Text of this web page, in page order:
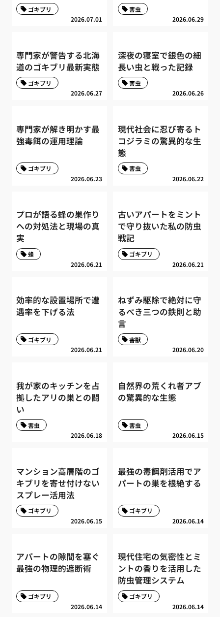
2026.07.01
ゴキブリ
2026.06.29
害虫
専門家が警告する北海
道のゴキブリ最新実態
2026.06.27
ゴキブリ
深夜の寝室で銀色の細
長い虫と戦った記録
2026.06.26
害虫
専門家が解き明かす最
強毒餌の運用理論
2026.06.23
ゴキブリ
現代社会に忍び寄るト
コジラミの驚異的な生
態
2026.06.22
害虫
プロが語る蜂の巣作り
への対処法と現場の真
実
2026.06.21
蜂
古いアパートをミント
で守り抜いた私の防虫
戦記
2026.06.21
ゴキブリ
効率的な設置場所で遭
遇率を下げる法
2026.06.21
ゴキブリ
ねずみ駆除で絶対に守
るべき三つの鉄則と助
言
2026.06.20
害獣
我が家のキッチンを占
拠したアリの巣との闘
い
2026.06.18
害虫
自然界の荒くれ者アブ
の驚異的な生態
2026.06.15
害虫
マンション高層階のゴ
キブリを寄せ付けない
スプレー活用法
2026.06.15
ゴキブリ
最強の毒餌剤活用でア
パートの巣を根絶する
2026.06.14
ゴキブリ
アパートの隙間を塞ぐ
最強の物理的遮断術
2026.06.14
ゴキブリ
現代住宅の気密性とミ
ントの香りを活用した
防虫管理システム
2026.06.14
ゴキブリ